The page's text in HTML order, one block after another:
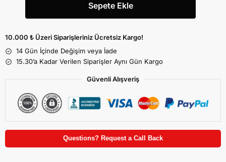
Sepete Ekle
10.000 ₺ Üzeri Siparişleriniz Ücretsiz Kargo!
14 Gün İçinde Değişim veya İade
15.30’a Kadar Verilen Siparişler Aynı Gün Kargo
Güvenli Alışveriş
Questions? Request a Call Back